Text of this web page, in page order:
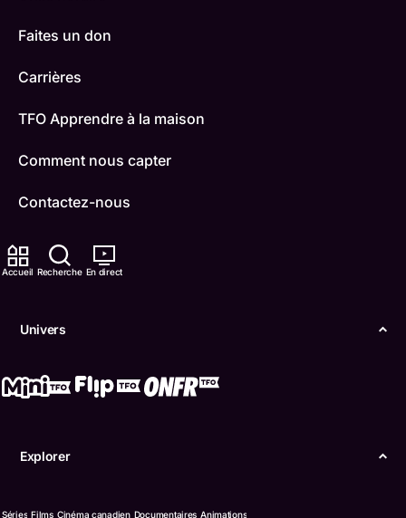
Accueil Recherche En direct
Univers
Explorer
Séries Films Cinéma canadien Documentaires Animations
Faites un don
Carrières
TFO Apprendre à la maison
Comment nous capter
Contactez-nous
ONFR
Boukili
Confidentialité
langue française de l’Ontario (TFO) - 2026